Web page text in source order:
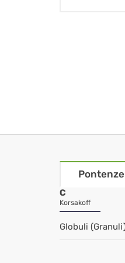
C
Korsakoff
Globuli